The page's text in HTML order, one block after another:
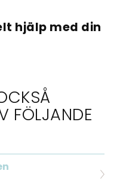
hjälp med din
FÖLJANDE